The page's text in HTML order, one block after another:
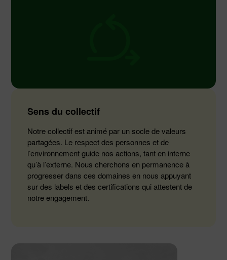
Sens du collectif
Notre collectif est animé par un socle de valeurs
partagées. Le respect des personnes et de
l’environnement guide nos actions, tant en interne
qu’à l’externe. Nous cherchons en permanence à
progresser dans ces domaines en nous appuyant
sur des labels et des certifications qui attestent de
notre engagement.